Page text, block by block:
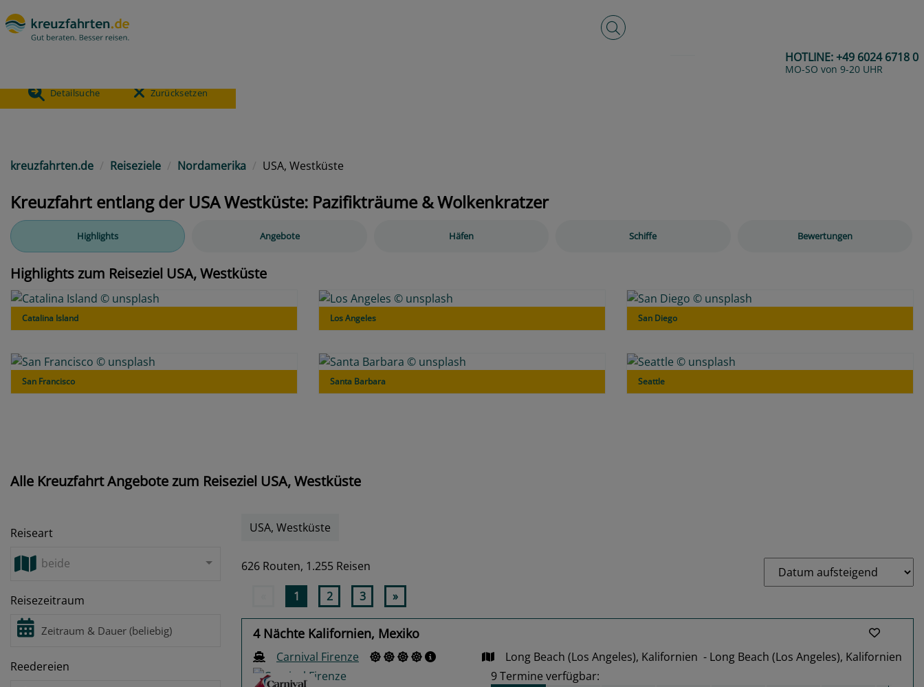
Volltextsuche
HOTLINE:+49 6024 6718 0
MO-SO von 9-20 UHR
- USA, Westküste
Detailsuche Zurücksetzen
kreuzfahrten.de Reiseziele Nordamerika USA, Westküste
Kreuzfahrt entlang der USA Westküste: Pazifikträume & Wolkenkratzer
Highlights Angebote Häfen Schiffe Bewertungen
Highlights zum Reiseziel USA, Westküste
Catalina Island Los Angeles San Diego
San Francisco Santa Barbara Seattle
Alle Kreuzfahrt Angebote zum Reiseziel USA, Westküste
Reiseart
beide
Reisezeitraum
Reedereien
USA, Westküste
626 Routen, 1.255 Reisen
1 2 3 »
4 Nächte Kalifornien, Mexiko
Carnival Firenze Long Beach (Los Angeles), Kalifornien - Long Beach (Los Angeles), Kalifornien
9Termine verfügbar: